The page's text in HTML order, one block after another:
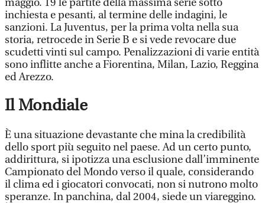
maggio. 19 le partite della massima serie sotto
inchiesta e pesanti, al termine delle indagini, le
sanzioni. La Juventus, per la prima volta nella sua
storia, retrocede in Serie B e si vede revocare due
scudetti vinti sul campo. Penalizzazioni di varie entità
sono inflitte anche a Fiorentina, Milan, Lazio, Reggina
ed Arezzo.
Il Mondiale
È una situazione devastante che mina la credibilità
dello sport più seguito nel paese. Ad un certo punto,
addirittura, si ipotizza una esclusione dall’imminente
Campionato del Mondo verso il quale, considerando
il clima ed i giocatori convocati, non si nutrono molto
speranze. In panchina, dal 2004, siede un viareggino.